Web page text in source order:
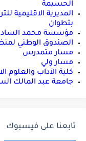
الحسيمة
المديرية الاقليمية
بتطوان
مؤسسة محمد
الصندوق الوطني
مسار متمدرس
مسار ولي
كلية الآداب والعلوم
جامعة عبد المالك
تابعنا على فيسبوك